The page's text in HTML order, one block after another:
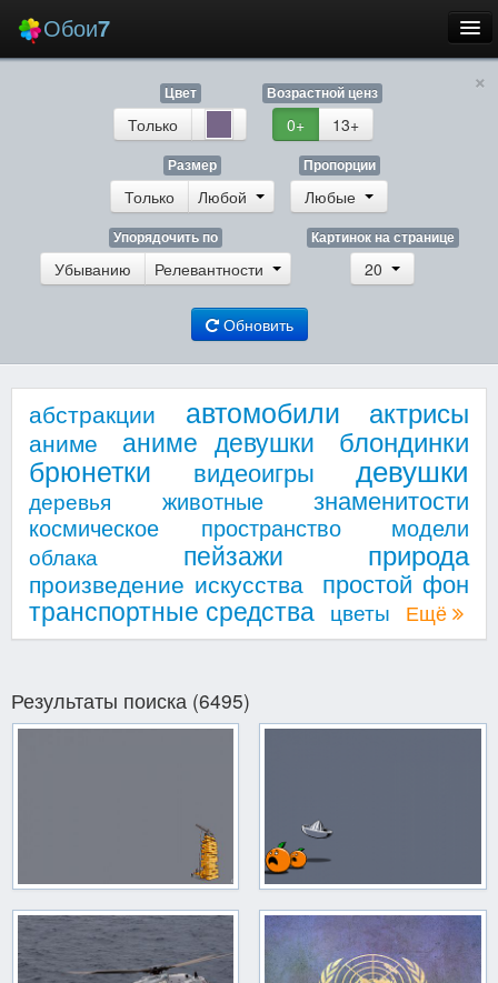
Обои7
Заставки
Вход
×
Цвет
Только
Возрастной ценз
0+ 13+
Размер
Только Любой
Пропорции
Любые
Упорядочить по
Убыванию Релевантности
Картинок на странице
20
Обновить
абстракции автомобили актрисы
аниме аниме девушки блондинки
брюнетки видеоигры девушки
деревья животные знаменитости
космическое пространство модели
облака пейзажи природа
произведение искусства простой фон
транспортные средства цветы Ещё
Результаты поиска (6495)